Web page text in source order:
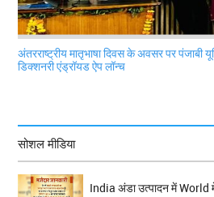
अंतरराष्ट्रीय मातृभाषा दिवस के अवसर पर पंजाबी
डिक्शनरी एंड्रॉयड ऐप लॉन्च
सोशल मीडिया
India अंडा उत्पादन में World